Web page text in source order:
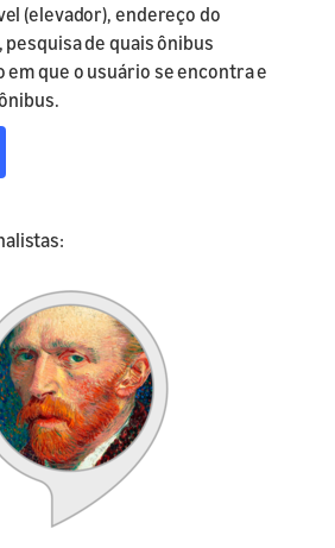
(elevador), endereço do
de quais ônibus
em que o usuário se encontra e